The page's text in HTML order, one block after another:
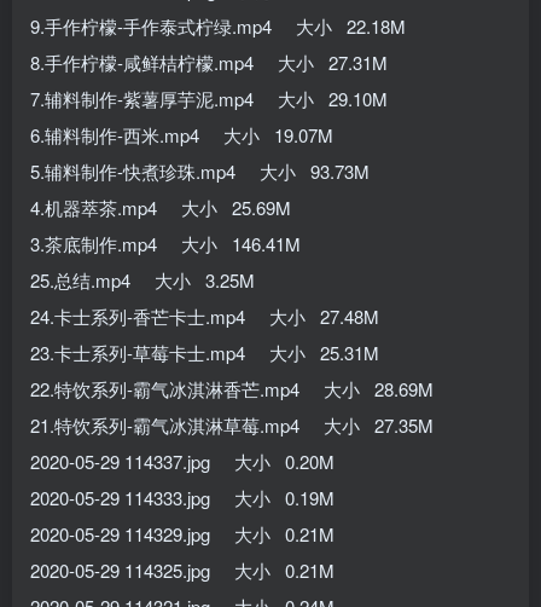
9.手作柠檬-手作泰式柠绿.mp4 大小 22.18M
8.手作柠檬-咸鲜桔柠檬.mp4 大小 27.31M
7.辅料制作-紫薯厚芋泥.mp4 大小 29.10M
6.辅料制作-西米.mp4 大小 19.07M
5.辅料制作-快煮珍珠.mp4 大小 93.73M
4.机器萃茶.mp4 大小 25.69M
3.茶底制作.mp4 大小 146.41M
25.总结.mp4 大小 3.25M
24.卡士系列-香芒卡士.mp4 大小 27.48M
23.卡士系列-草莓卡士.mp4 大小 25.31M
22.特饮系列-霸气冰淇淋香芒.mp4 大小 28.69M
21.特饮系列-霸气冰淇淋草莓.mp4 大小 27.35M
2020-05-29 114337.jpg 大小 0.20M
2020-05-29 114333.jpg 大小 0.19M
2020-05-29 114329.jpg 大小 0.21M
2020-05-29 114325.jpg 大小 0.21M